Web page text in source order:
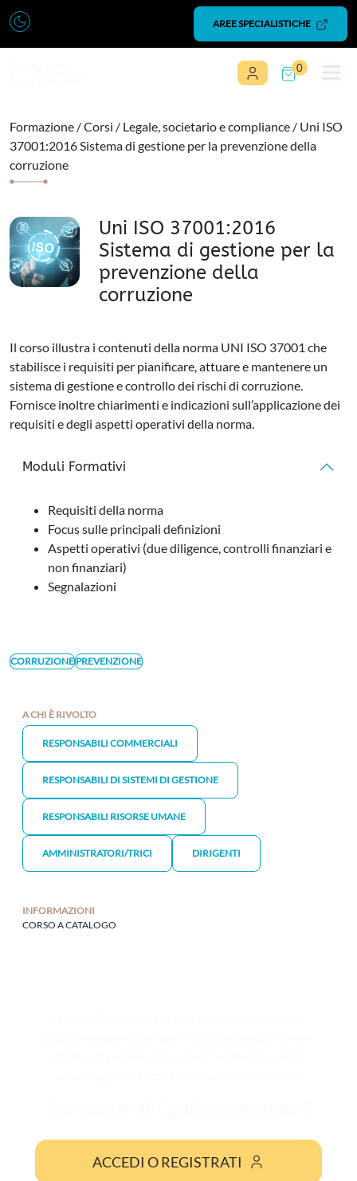
Vai al contenuto
AREE SPECIALISTICHE
0
Formazione /Corsi / Legale, societario e compliance / Uni ISO
37001:2016 Sistema di gestione per la prevenzione della
corruzione
Uni ISO 37001:2016
Sistema di gestione per la
prevenzione della
corruzione
Il corso illustra i contenuti della norma UNI ISO 37001 che
stabilisce i requisiti per pianificare, attuare e mantenere un
sistema di gestione e controllo dei rischi di corruzione.
Fornisce inoltre chiarimenti e indicazioni sull’applicazione dei
requisiti e degli aspetti operativi della norma.
Moduli Formativi
Requisiti della norma
Focus sulle principali definizioni
Aspetti operativi (due diligence, controlli finanziari e
non finanziari)
Segnalazioni
CORRUZIONEPREVENZIONE
A CHI È RIVOLTO
RESPONSABILI COMMERCIALI
RESPONSABILI DI SISTEMI DI GESTIONE
RESPONSABILI RISORSE UMANE
AMMINISTRATORI/TRICI DIRIGENTI
INFORMAZIONI
CORSO A CATALOGO
ACCEDI O REGISTRATI